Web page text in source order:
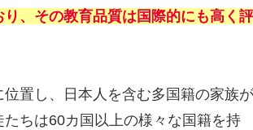
、その教育品質は国際的にも高く評
置し、日本人を含む多国籍の家族が
ちは60カ国以上の様々な国籍を持